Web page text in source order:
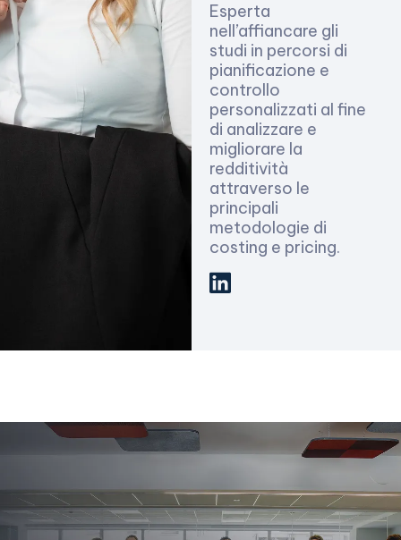
Esperta
nell’affiancare gli
studi in percorsi di
pianificazione e
controllo
personalizzati al fine
di analizzare e
migliorare la
redditività
attraverso le
principali
metodologie di
costing e pricing.